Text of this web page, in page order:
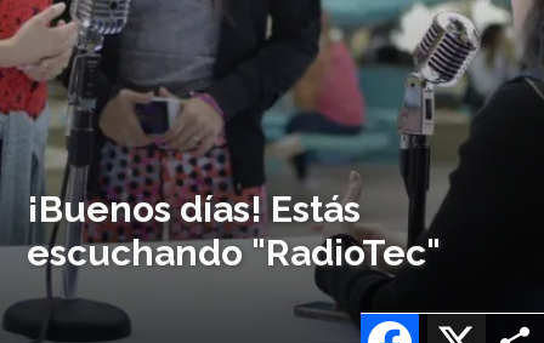
¡Buenos días! Estás
escuchando "RadioTec"
X
Facebook